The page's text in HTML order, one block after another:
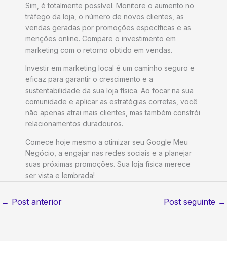
Sim, é totalmente possível. Monitore o aumento no
tráfego da loja, o número de novos clientes, as
vendas geradas por promoções específicas e as
menções online. Compare o investimento em
marketing com o retorno obtido em vendas.
Investir em marketing local é um caminho seguro e
eficaz para garantir o crescimento e a
sustentabilidade da sua loja física. Ao focar na sua
comunidade e aplicar as estratégias corretas, você
não apenas atrai mais clientes, mas também constrói
relacionamentos duradouros.
Comece hoje mesmo a otimizar seu Google Meu
Negócio, a engajar nas redes sociais e a planejar
suas próximas promoções. Sua loja física merece
ser vista e lembrada!
← Post anterior Post seguinte →